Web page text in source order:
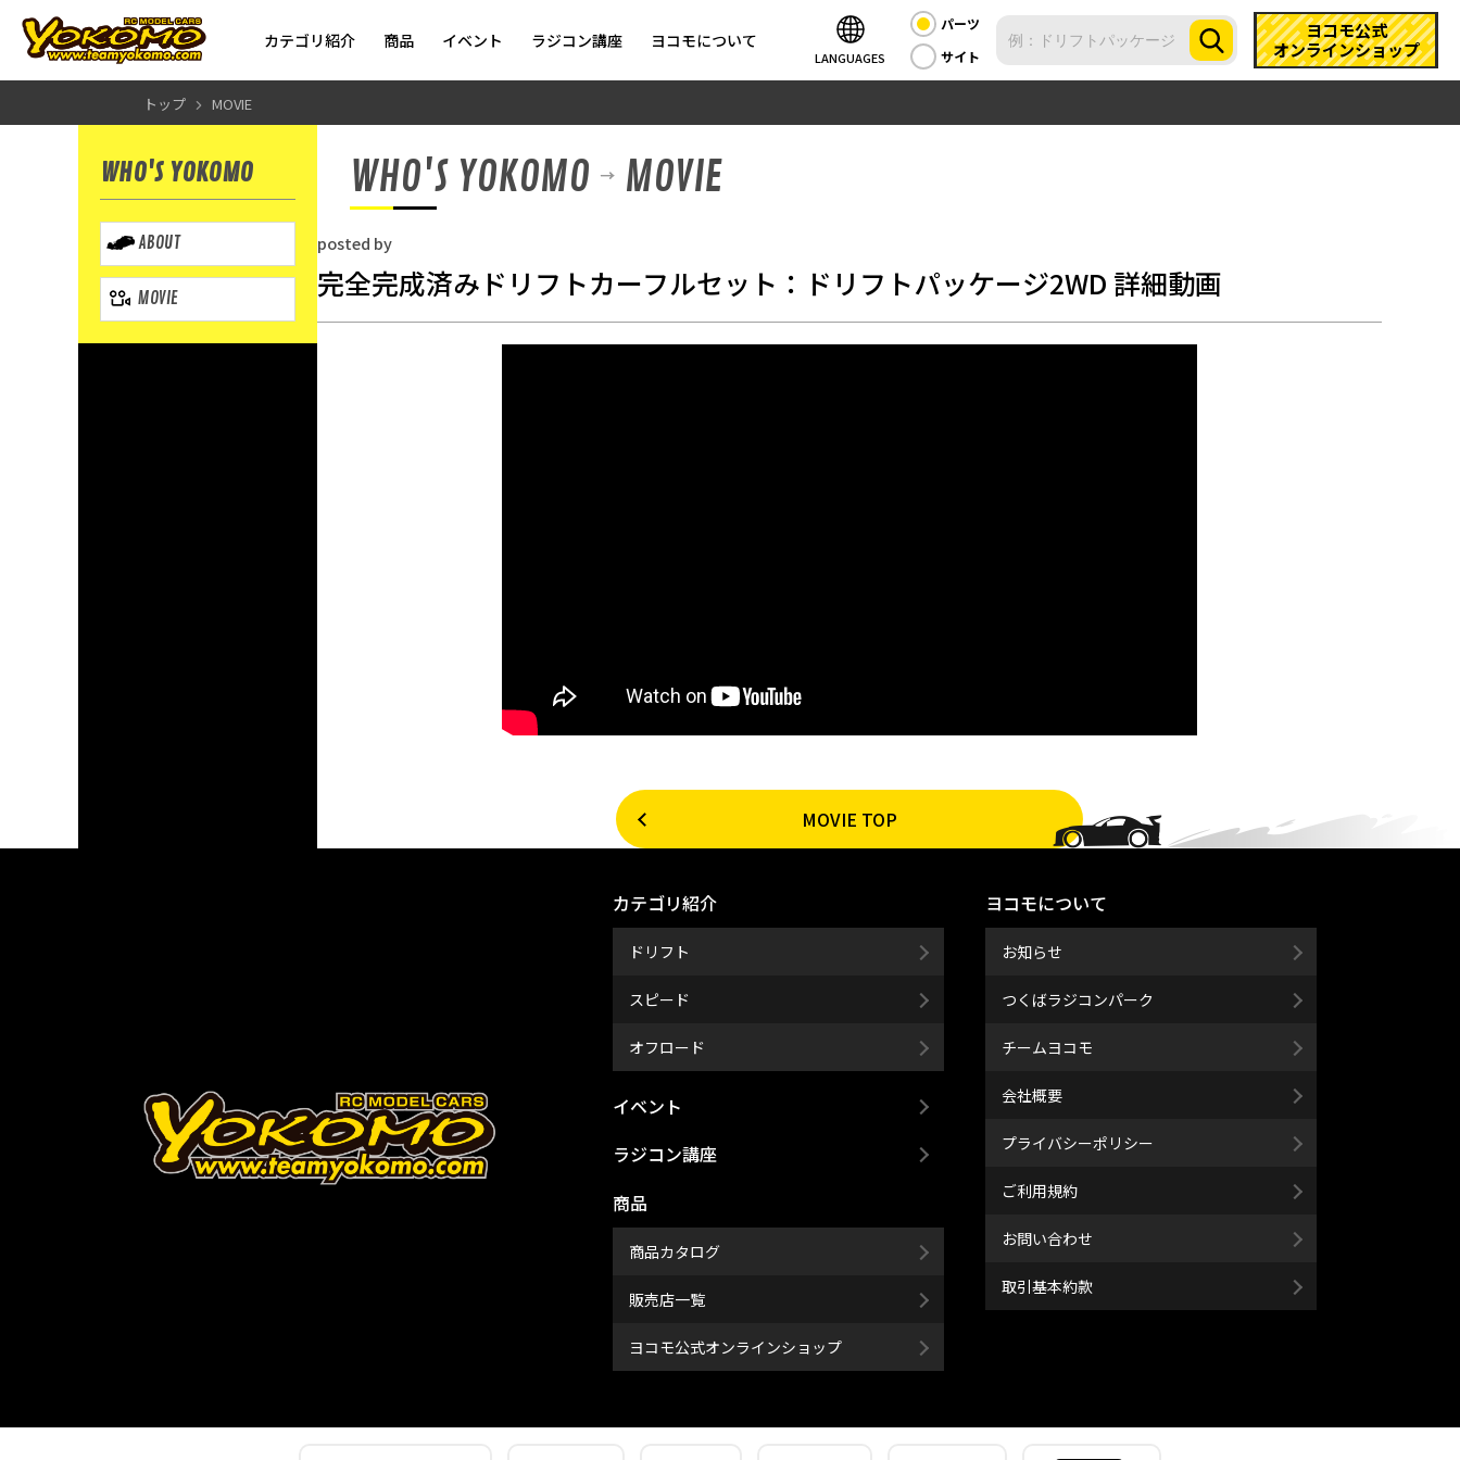
カテゴリ紹介 商品 イベント ラジコン講座 ヨコモについて
LANGUAGES
パーツ
サイト
ヨコモ公式
オンラインショップ
トップ MOVIE
WHO'S YOKOMO
ABOUT
MOVIE
WHO'S YOKOMO MOVIE
posted by
完全完成済みドリフトカーフルセット：ドリフトパッケージ2WD 詳細動画
MOVIE TOP
カテゴリ紹介
ドリフト
スピード
オフロード
イベント
ラジコン講座
商品
商品カタログ
販売店一覧
ヨコモ公式オンラインショップ
ヨコモについて
お知らせ
つくばラジコンパーク
チームヨコモ
会社概要
プライバシーポリシー
ご利用規約
お問い合わせ
取引基本約款